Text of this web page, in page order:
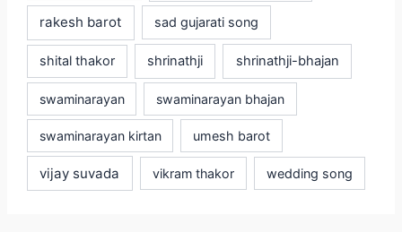
rakesh barot sad gujarati song
shital thakor shrinathji shrinathji-bhajan
swaminarayan swaminarayan bhajan
swaminarayan kirtan umesh barot
vijay suvada vikram thakor wedding song